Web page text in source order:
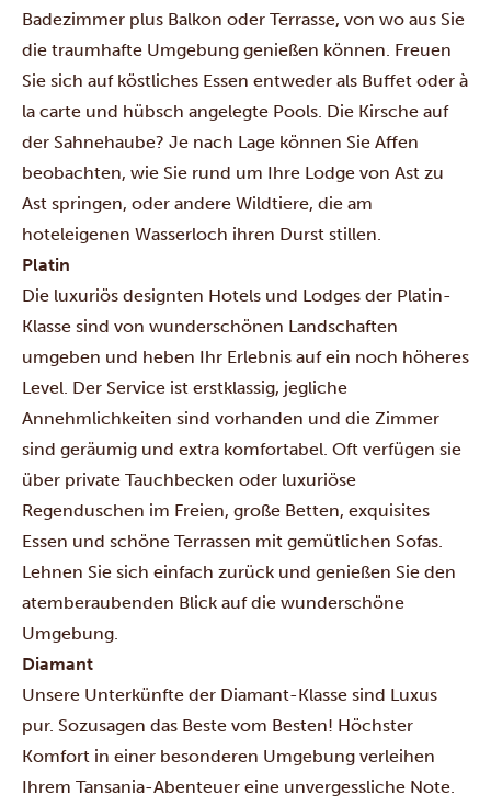
Badezimmer plus Balkon oder Terrasse, von wo aus Sie
die traumhafte Umgebung genießen können. Freuen
Sie sich auf köstliches Essen entweder als Buffet oder à
la carte und hübsch angelegte Pools. Die Kirsche auf
der Sahnehaube? Je nach Lage können Sie Affen
beobachten, wie Sie rund um Ihre Lodge von Ast zu
Ast springen, oder andere Wildtiere, die am
hoteleigenen Wasserloch ihren Durst stillen.
Platin
Die luxuriös designten Hotels und Lodges der Platin-
Klasse sind von wunderschönen Landschaften
umgeben und heben Ihr Erlebnis auf ein noch höheres
Level. Der Service ist erstklassig, jegliche
Annehmlichkeiten sind vorhanden und die Zimmer
sind geräumig und extra komfortabel. Oft verfügen sie
über private Tauchbecken oder luxuriöse
Regenduschen im Freien, große Betten, exquisites
Essen und schöne Terrassen mit gemütlichen Sofas.
Lehnen Sie sich einfach zurück und genießen Sie den
atemberaubenden Blick auf die wunderschöne
Umgebung.
Diamant
Unsere Unterkünfte der Diamant-Klasse sind Luxus
pur. Sozusagen das Beste vom Besten! Höchster
Komfort in einer besonderen Umgebung verleihen
Ihrem Tansania-Abenteuer eine unvergessliche Note.